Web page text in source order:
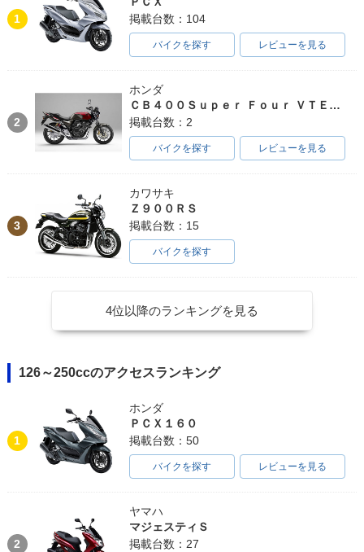
1
掲載台数：104
バイクを探す レビューを見る
2
ホンダ
ＣＢ４００Ｓｕｐｅｒ Ｆｏｕｒ ＶＴＥＣ ＳＰＥＣ３
掲載台数：2
バイクを探す レビューを見る
3
カワサキ
Ｚ９００ＲＳ
掲載台数：15
バイクを探す
4位以降のランキングを見る
126～250ccのアクセスランキング
1
ホンダ
ＰＣＸ１６０
掲載台数：50
バイクを探す レビューを見る
2
ヤマハ
マジェスティＳ
掲載台数：27